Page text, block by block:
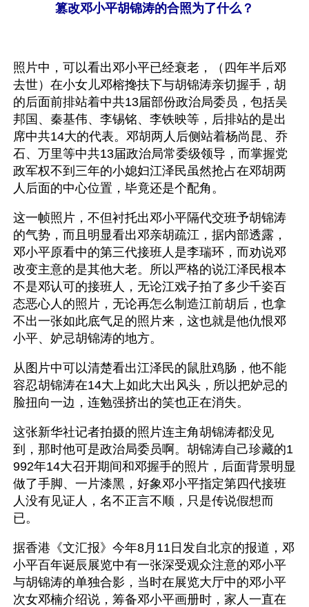
篡改邓小平胡锦涛的合照为了什么？
照片中，可以看出邓小平已经衰老，（四年半后邓
去世）在小女儿邓榕搀扶下与胡锦涛亲切握手，胡
的后面前排站着中共13届部份政治局委员，包括吴
邦国、秦基伟、李锡铭、李铁映等，后排站的是出
席中共14大的代表。邓胡两人后侧站着杨尚昆、乔
石、万里等中共13届政治局常委级领导，而掌握党
政军权不到三年的小媳妇江泽民虽然抢占在邓胡两
人后面的中心位置，毕竟还是个配角。
这一帧照片，不但衬托出邓小平隔代交班予胡锦涛
的气势，而且明显看出邓亲胡疏江，据内部透露，
邓小平原看中的第三代接班人是李瑞环，而劝说邓
改变主意的是其他大老。所以严格的说江泽民根本
不是邓认可的接班人，无论江戏子拍了多少千姿百
态恶心人的照片，无论再怎么制造江前胡后，也拿
不出一张如此底气足的照片来，这也就是他仇恨邓
小平、妒忌胡锦涛的地方。
从图片中可以清楚看出江泽民的鼠肚鸡肠，他不能
容忍胡锦涛在14大上如此大出风头，所以把妒忌的
脸扭向一边，连勉强挤出的笑也正在消失。
这张新华社记者拍摄的照片连主角胡锦涛都没见
到，那时他可是政治局委员啊。胡锦涛自己珍藏的1
992年14大召开期间和邓握手的照片，后面背景明显
做了手脚、一片漆黑，好象邓小平指定第四代接班
人没有见证人，名不正言不顺，只是传说假想而
已。
据香港《文汇报》今年8月11日发自北京的报道，邓
小平百年诞辰展览中有一张深受观众注意的邓小平
与胡锦涛的单独合影，当时在展览大厅中的邓小平
次女邓楠介绍说，筹备邓小平画册时，家人一直在